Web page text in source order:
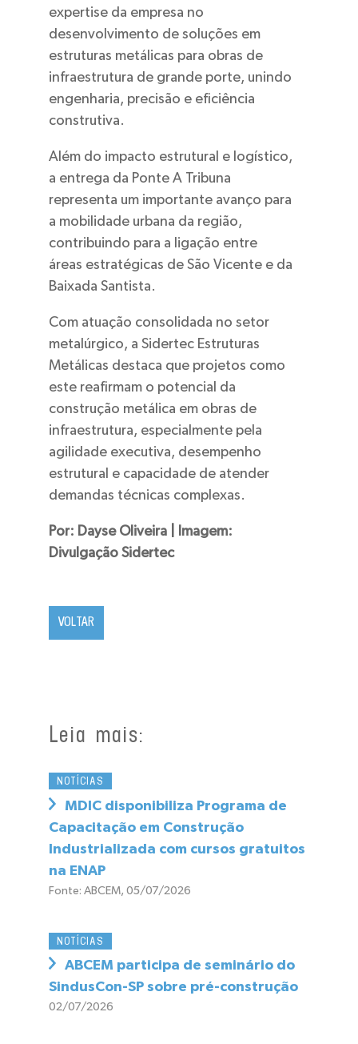
expertise da empresa no
desenvolvimento de soluções em
estruturas metálicas para obras de
infraestrutura de grande porte, unindo
engenharia, precisão e eficiência
construtiva.
Além do impacto estrutural e logístico,
a entrega da Ponte A Tribuna
representa um importante avanço para
a mobilidade urbana da região,
contribuindo para a ligação entre
áreas estratégicas de São Vicente e da
Baixada Santista.
Com atuação consolidada no setor
metalúrgico, a Sidertec Estruturas
Metálicas destaca que projetos como
este reafirmam o potencial da
construção metálica em obras de
infraestrutura, especialmente pela
agilidade executiva, desempenho
estrutural e capacidade de atender
demandas técnicas complexas.
Por: Dayse Oliveira | Imagem:
Divulgação Sidertec
VOLTAR
Leia mais:
NOTÍCIAS
MDIC disponibiliza Programa de
Capacitação em Construção
Industrializada com cursos gratuitos
na ENAP
Fonte: ABCEM, 05/07/2026
NOTÍCIAS
ABCEM participa de seminário do
SindusCon-SP sobre pré-construção
02/07/2026